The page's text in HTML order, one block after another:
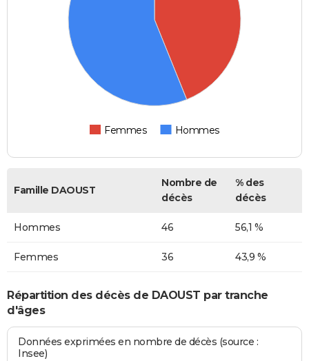
Femmes Hommes
Famille DAOUST
Nombre de
décès
% des
décès
Hommes 46 56,1 %
Femmes 36 43,9 %
Répartition des décès de DAOUST par tranche
d'âges
Données exprimées en nombre de décès (source :
Insee)